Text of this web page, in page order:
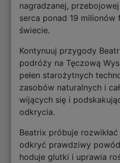
nagradzanej,
serca ponad 19 milionów
świecie.
Kontynuuj przygody
podróży na Tęczową
pełen starożytnych
zasobów naturalnych i
wijących się i
odkrycia.
Beatrix próbuje
odkryć prawdziwy
hoduje glutki i uprawia